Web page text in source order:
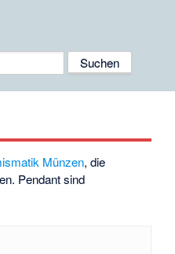
Münzen, die
Pendant sind